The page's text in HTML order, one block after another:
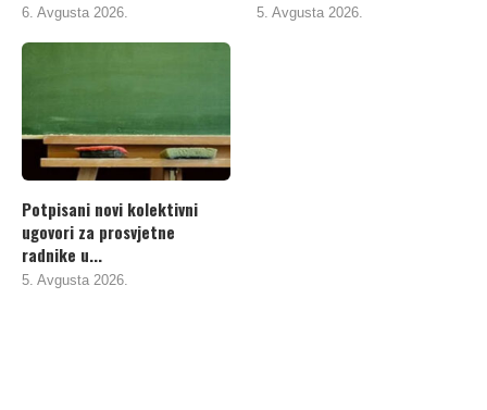
6. Avgusta 2026. 5. Avgusta 2026.
Potpisani novi kolektivni
ugovori za prosvjetne
radnike u...
5. Avgusta 2026.